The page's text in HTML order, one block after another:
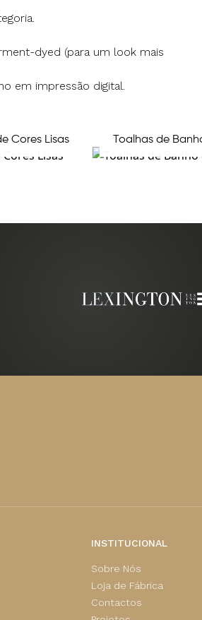
dyed (para um look mais
em impressão digital.
Cores Lisas Toalhas de
INSTITUCIONAL
Sobre Nós
Loja de Fábrica
Contactos